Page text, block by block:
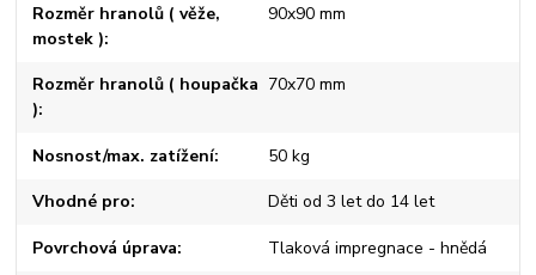
Rozměr hranolů ( věže,
mostek )
90x90 mm
Rozměr hranolů ( houpačka
)
70x70 mm
Nosnost/max. zatížení 50 kg
Vhodné pro Děti od 3 let do 14 let
Povrchová úprava Tlaková impregnace - hnědá